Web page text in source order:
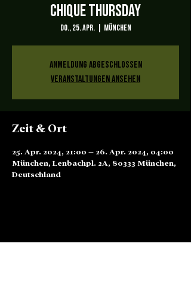
CHIQUE Thursday
Do., 25. Apr.
  |
München
Anmeldung abgeschlossen
Veranstaltungen ansehen
Zeit & Ort
25. Apr. 2024, 21:00 – 26. Apr. 2024, 04:00
München, Lenbachpl. 2A, 80333 München,
Deutschland